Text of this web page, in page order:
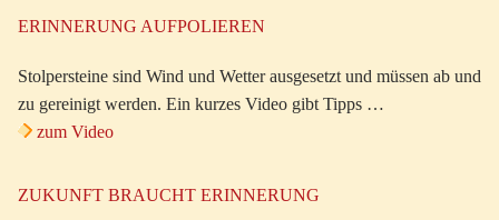
ERINNERUNG AUFPOLIEREN
Stolpersteine sind Wind und Wetter ausgesetzt und müssen ab und
zu gereinigt werden. Ein kurzes Video gibt Tipps …
zum Video
ZUKUNFT BRAUCHT ERINNERUNG